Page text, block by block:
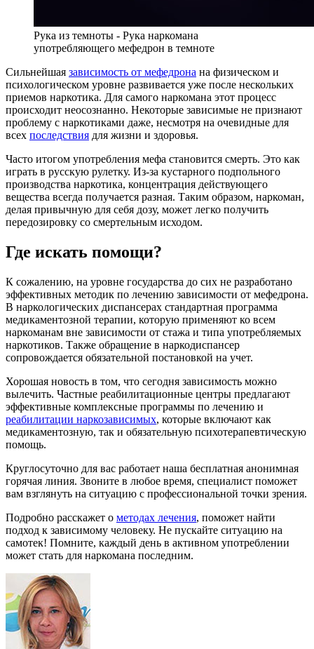
Рука из темноты - Рука наркомана
употребляющего мефедрон в темноте
Сильнейшая зависимость от мефедрона на физическом и
психологическом уровне развивается уже после нескольких
приемов наркотика. Для самого наркомана этот процесс
происходит неосознанно. Некоторые зависимые не признают
проблему с наркотиками даже, несмотря на очевидные для
всех последствия для жизни и здоровья.
Часто итогом употребления мефа становится смерть. Это как
играть в русскую рулетку. Из-за кустарного подпольного
производства наркотика, концентрация действующего
вещества всегда получается разная. Таким образом, наркоман,
делая привычную для себя дозу, может легко получить
передозировку со смертельным исходом.
Где искать помощи?
К сожалению, на уровне государства до сих не разработано
эффективных методик по лечению зависимости от мефедрона.
В наркологических диспансерах стандартная программа
медикаментозной терапии, которую применяют ко всем
наркоманам вне зависимости от стажа и типа употребляемых
наркотиков. Также обращение в наркодиспансер
сопровождается обязательной постановкой на учет.
Хорошая новость в том, что сегодня зависимость можно
вылечить. Частные реабилитационные центры предлагают
эффективные комплексные программы по лечению и
реабилитации наркозависимых, которые включают как
медикаментозную, так и обязательную психотерапевтическую
помощь.
Круглосуточно для вас работает наша бесплатная анонимная
горячая линия. Звоните в любое время, специалист поможет
вам взглянуть на ситуацию с профессиональной точки зрения.
Подробно расскажет о методах лечения, поможет найти
подход к зависимому человеку. Не пускайте ситуацию на
самотек! Помните, каждый день в активном употреблении
может стать для наркомана последним.